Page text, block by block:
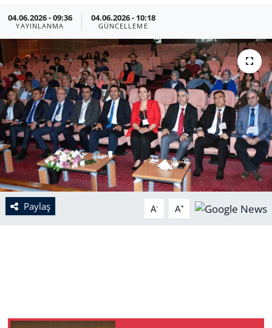
04.06.2026 - 09:36
YAYINLANMA
04.06.2026 - 10:18
GÜNCELLEME
Paylaş A- A+